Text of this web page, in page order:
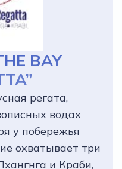
BAY
регата,
водах
у побережья
охватывает три
и Краби,